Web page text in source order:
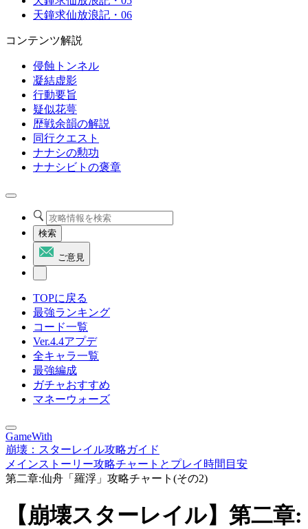
天鐘求仙放浪記・06
コンテンツ解説
侵蝕トンネル
凝結虚影
行動要旨
疑似花萼
歴戦余韻の解説
同行クエスト
ナナシの勲功
ナナシビトの褒章
検索
ご意見
TOPに戻る
最強ランキング
コード一覧
Ver.4.4アプデ
全キャラ一覧
最強編成
ガチャおすすめ
マネーウォーズ
GameWith
崩壊：スターレイル攻略ガイド
メインストーリー攻略チャートとプレイ時間目安
第二章:仙舟「羅浮」攻略チャート(その2)
【崩壊スターレイル】第二章: